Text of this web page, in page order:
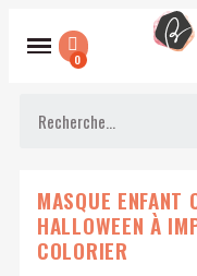
MASQUE ENFANT
HALLOWEEN À
COLORIER